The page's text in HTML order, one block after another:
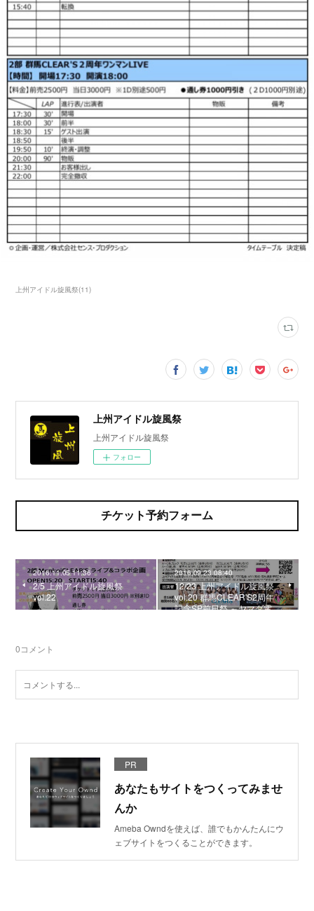
上州アイドル旋風祭(11)
上州アイドル旋風祭
上州アイドル旋風祭
フォロー
チケット予約フォーム
2016.11.05 11:36
2/5 上州アイドル旋風祭
vol.22
2016.09.23 08:40
12/23 上州アイドル旋風祭
vol.20 群馬CLEAR'S2周年
記念SP前日祭 ～ヤマダ電…
0コメント
PR
あなたもサイトをつくってみませ
んか
Ameba Owndを使えば、誰でもかんたんにウ
ェブサイトをつくることができます。